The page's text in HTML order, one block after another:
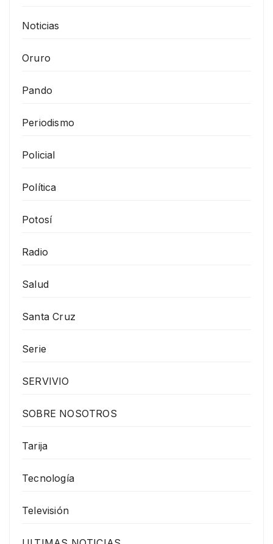
Noticias
Oruro
Pando
Periodismo
Policial
Política
Potosí
Radio
Salud
Santa Cruz
Serie
SERVIVIO
SOBRE NOSOTROS
Tarija
Tecnología
Televisión